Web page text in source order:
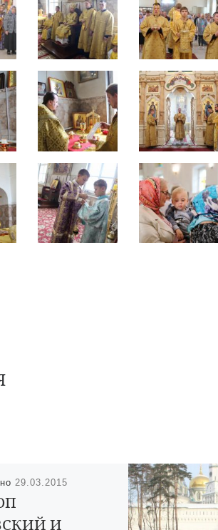
29.03.2015
И